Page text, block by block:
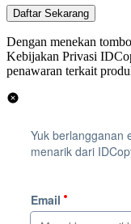
Dengan menekan
Kebijakan Privasi
penawaran terkait